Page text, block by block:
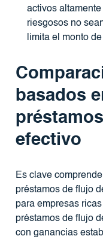
activos
riesgosos no
limita el monto
basados
efectivo
Es clave
préstamos de flujo
para empresas
préstamos de flujo
con ganancias